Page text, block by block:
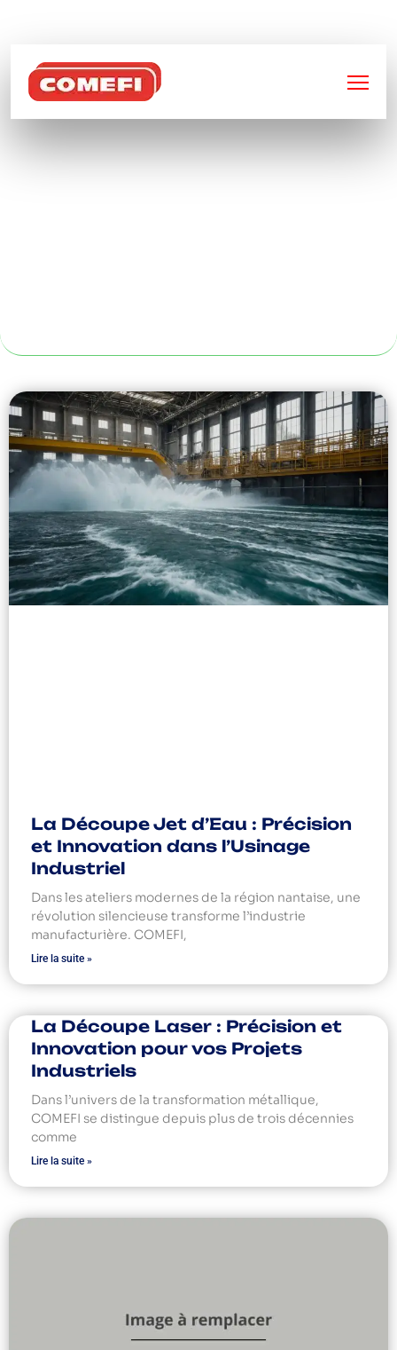
BAC DE
La Découpe Jet d’Eau : Précision
et Innovation dans l’Usinage
Industriel
Dans les ateliers modernes de la région nantaise, une
révolution silencieuse transforme l’industrie
manufacturière. COMEFI,
Lire la suite »
La Découpe Laser : Précision et
Innovation pour vos Projets
Industriels
Dans l’univers de la transformation métallique,
COMEFI se distingue depuis plus de trois décennies
comme
Lire la suite »